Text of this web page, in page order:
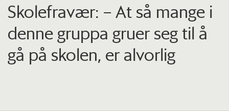
Skolefravær: – At så mange i
denne gruppa gruer seg til å
gå på skolen, er alvorlig